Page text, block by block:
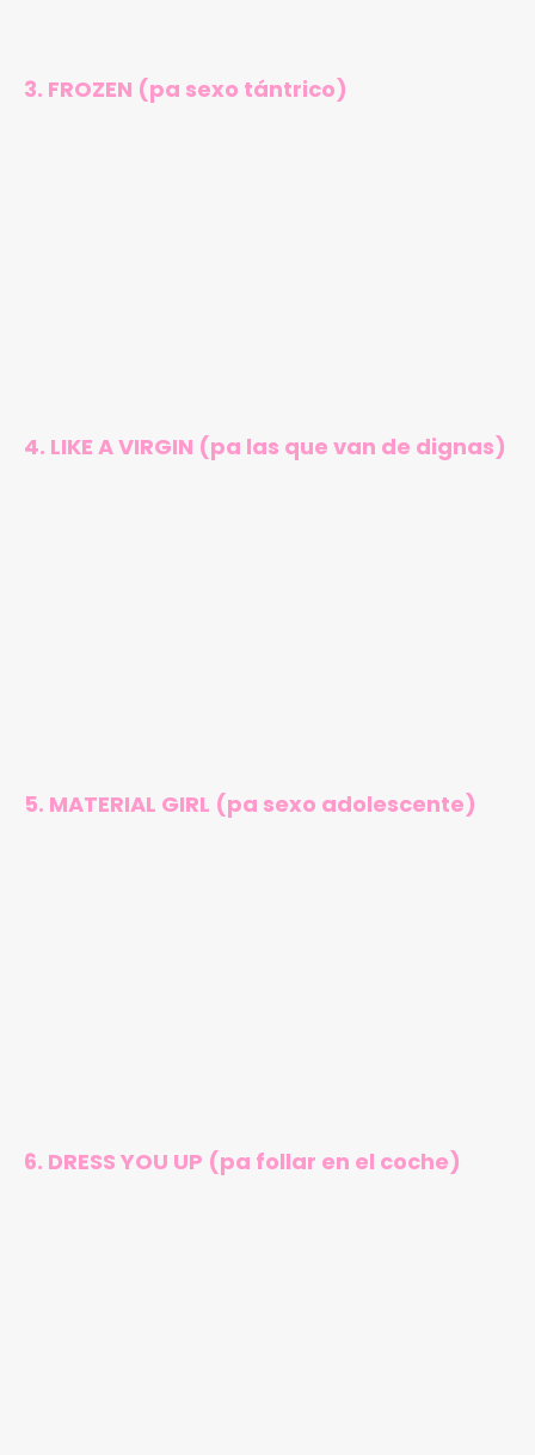
3. FROZEN (pa sexo tántrico)
4. LIKE A VIRGIN (pa las que van de dignas)
5. MATERIAL GIRL (pa sexo adolescente)
6. DRESS YOU UP (pa follar en el coche)